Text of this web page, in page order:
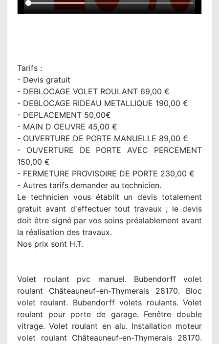
Tarifs :
- Devis gratuit
- DEBLOCAGE VOLET ROULANT 69,00 €
- DEBLOCAGE RIDEAU METALLIQUE 190,00 €
- DEPLACEMENT 50,00€
- MAIN D OEUVRE 45,00 €
- OUVERTURE DE PORTE MANUELLE 89,00 €
- OUVERTURE DE PORTE AVEC PERCEMENT
150,00 €
- FERMETURE PROVISOIRE DE PORTE 230,00 €
- Autres tarifs demander au technicien.
Le technicien vous établit un devis totalement
gratuit avant d'effectuer tout travaux ; le devis
doit être signé par vos soins préalablement avant
la réalisation des travaux.
Nos prix sont H.T.
Volet roulant pvc manuel. Bubendorff volet
roulant Châteauneuf-en-Thymerais 28170. Bloc
volet roulant. Bubendorff volets roulants. Volet
roulant pour porte de garage. Fenêtre double
vitrage. Volet roulant en alu. Installation moteur
volet roulant Châteauneuf-en-Thymerais 28170.